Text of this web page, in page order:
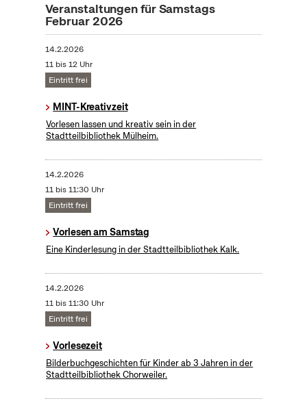
Veranstaltungen für Samstags
Februar 2026
14.2.2026
11 bis 12 Uhr
Eintritt frei
MINT-Kreativzeit
Vorlesen lassen und kreativ sein in der
Stadtteilbibliothek Mülheim.
14.2.2026
11 bis 11:30 Uhr
Eintritt frei
Vorlesen am Samstag
Eine Kinderlesung in der Stadtteilbibliothek Kalk.
14.2.2026
11 bis 11:30 Uhr
Eintritt frei
Vorlesezeit
Bilderbuchgeschichten für Kinder ab 3 Jahren in der
Stadtteilbibliothek Chorweiler.